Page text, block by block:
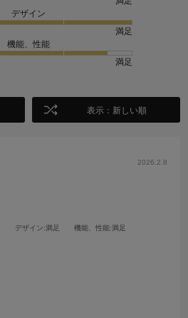
デザイン
満足
機能、性能
満足
表示：新しい順
2026.2.8
デザイン:満足 機能、性能:満足